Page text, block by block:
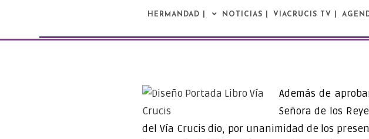
HERMANDAD | NOTICIAS | VIACRUCIS TV |
Además de
Señora de los
del Vía Crucis dio, por unanimidad de los